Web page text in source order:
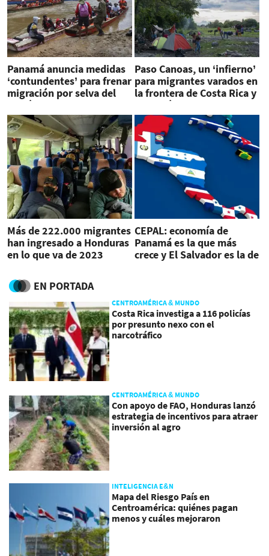
Panamá anuncia medidas
‘contundentes’ para frenar
migración por selva del
Darién
Paso Canoas, un ‘infierno’
para migrantes varados en
la frontera de Costa Rica y
Panamá
Más de 222.000 migrantes
han ingresado a Honduras
en lo que va de 2023
CEPAL: economía de
Panamá es la que más
crece y El Salvador es la de
EN PORTADA
CENTROAMÉRICA & MUNDO
Costa Rica investiga a 116 policías
por presunto nexo con el
narcotráfico
CENTROAMÉRICA & MUNDO
Con apoyo de FAO, Honduras lanzó
estrategia de incentivos para atraer
inversión al agro
INTELIGENCIA E&N
Mapa del Riesgo País en
Centroamérica: quiénes pagan
menos y cuáles mejoraron